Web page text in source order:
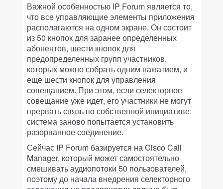
Важной особенностью IP Forum является то,
что все управляющие элементы приложения
располагаются на одном экране. Он состоит
из 50 кнопок для заранее определенных
абонентов, шести кнопок для
предопределенных групп участников,
которых можно собрать одним нажатием, и
еще шести кнопок для управления
совещанием. При этом, если селекторное
совещание уже идет, его участники не могут
прервать связь по собственной инициативе:
система заново попытается установить
разорванное соединение.
Сейчас IP Forum базируется на Cisco Call
Manager, который может самостоятельно
смешивать аудиопотоки 50 пользователей,
поэтому до начала внедрения селекторного